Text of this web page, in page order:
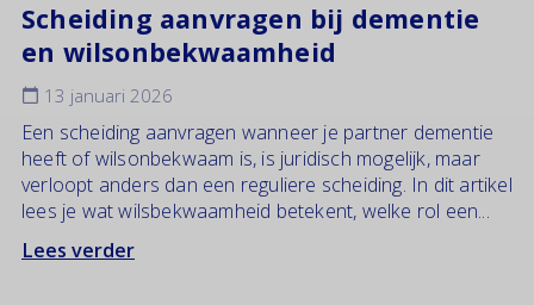
Scheiding aanvragen bij dementie
en wilsonbekwaamheid
13 januari 2026
Een scheiding aanvragen wanneer je partner dementie
heeft of wilsonbekwaam is, is juridisch mogelijk, maar
verloopt anders dan een reguliere scheiding. In dit artikel
lees je wat wilsbekwaamheid betekent, welke rol een...
Lees verder